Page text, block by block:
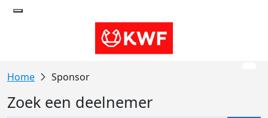
Sponsor
Zoek een deelnemer